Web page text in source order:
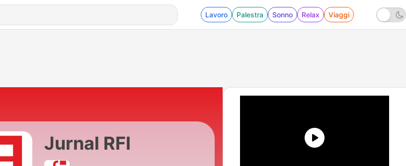
Lavoro Palestra Sonno Relax Viaggi
Jurnal RFI